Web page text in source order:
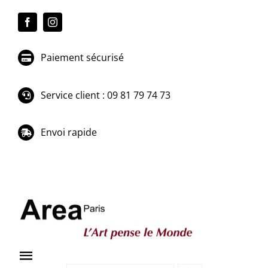
Paiement sécurisé
Service client : 09 81 79 74 73
Envoi rapide